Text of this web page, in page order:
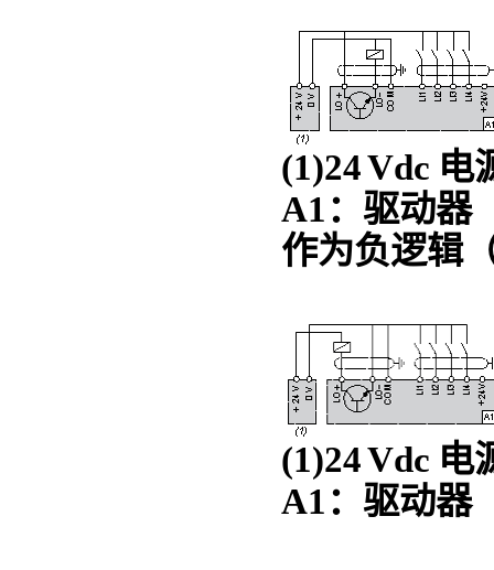
(1)24 Vdc 电
A1：驱动器
作为负逻辑
(1)24 Vdc 电
A1：驱动器